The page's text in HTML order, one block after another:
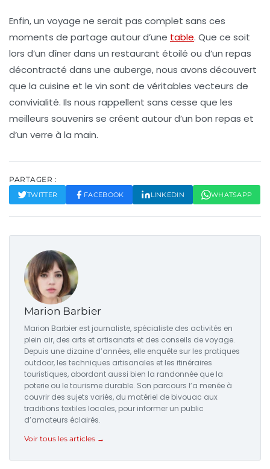
Enfin, un voyage ne serait pas complet sans ces
moments de partage autour d’une table. Que ce soit
lors d’un dîner dans un restaurant étoilé ou d’un repas
décontracté dans une auberge, nous avons découvert
que la cuisine et le vin sont de véritables vecteurs de
convivialité. Ils nous rappellent sans cesse que les
meilleurs souvenirs se créent autour d’un bon repas et
d’un verre à la main.
PARTAGER :
TWITTER FACEBOOK LINKEDIN WHATSAPP
Marion Barbier
Marion Barbier est journaliste, spécialiste des activités en
plein air, des arts et artisanats et des conseils de voyage.
Depuis une dizaine d’années, elle enquête sur les pratiques
outdoor, les techniques artisanales et les itinéraires
touristiques, abordant aussi bien la randonnée que la
poterie ou le tourisme durable. Son parcours l’a menée à
couvrir des sujets variés, du matériel de bivouac aux
traditions textiles locales, pour informer un public
d’amateurs éclairés.
Voir tous les articles →